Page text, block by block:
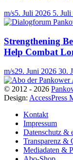
m/s5. Juli 2026 5. Juli
Strengthening
Help Combat
m/s29. Juni 2026 30.
© 2012 - 2026
Design: AccessPress
Kontakt
Impressum
Datenschutz &
Transparenz &
Mediadaten &